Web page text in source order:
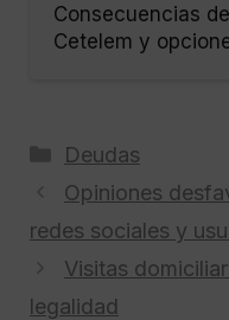
Consecuencias
Cetelem y
Categorías
Deudas
Opiniones
redes sociales y
Visitas
legalidad